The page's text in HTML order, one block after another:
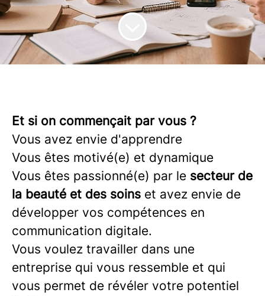
Et si on commençait par vous ?
Vous avez envie d'apprendre
Vous êtes motivé(e) et dynamique
Vous êtes passionné(e) par le secteur de
la beauté et des soins et avez envie de
développer vos compétences en
communication digitale.
Vous voulez travailler dans une
entreprise qui vous ressemble et qui
vous permet de révéler votre potentiel